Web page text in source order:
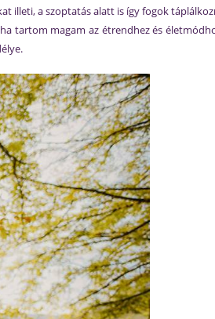
illeti, a szoptatás alatt is így fogok
tartom magam az étrendhez és